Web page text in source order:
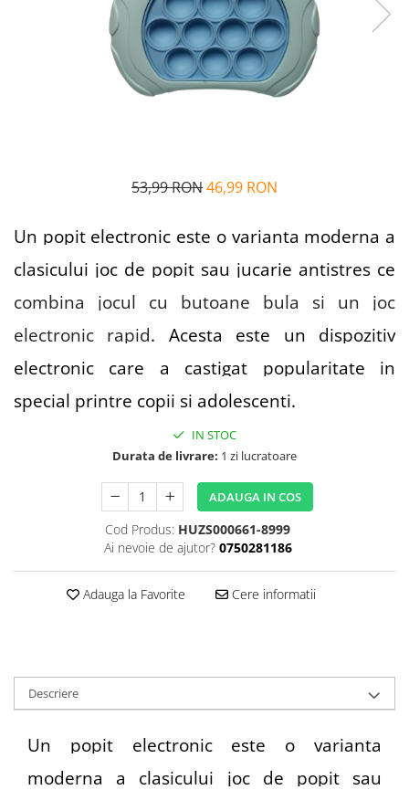
Alfabet si matematica
Jocuri de memorie si inteligenta
Seria Lectia de sanatate
Editura Galaxia Copiilor
Marea carte
53,99 RON46,99 RON
Un popit electronic este o varianta moderna a
clasicului joc de popit sau jucarie antistres ce
combina jocul cu butoane bula si un joc
electronic rapid. Acesta este un dispozitiv
electronic care a castigat popularitate in
special printre copii si adolescenti.
IN STOC
Durata de livrare: 1 zi lucratoare
ADAUGA IN COS
Cod Produs: HUZS000661-8999
Ai nevoie de ajutor? 0750281186
Adauga la Favorite Cere informatii
Descriere
Un popit electronic este o varianta
moderna a clasicului joc de popit sau